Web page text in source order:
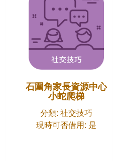
石圍角家長資源中心
小蛇爬梯
分類: 社交技巧
現時可否借用: 是